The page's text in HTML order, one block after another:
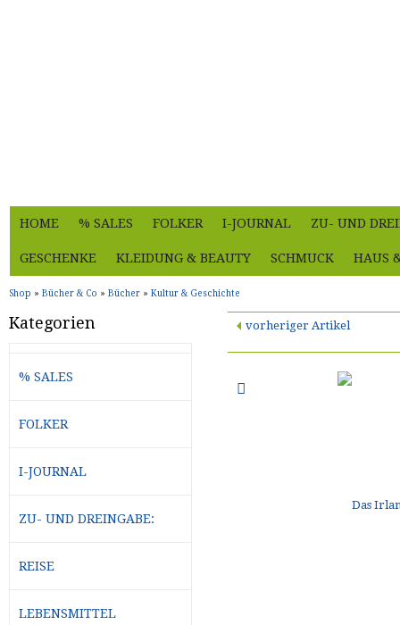
HOME % SALES FOLKER I-JOURNAL ZU- UND
GESCHENKE KLEIDUNG & BEAUTY SCHMUCK HAUS
Shop » Bücher & Co » Bücher » Kultur & Geschichte
vorheriger Artikel
Kategorien
% SALES
FOLKER
I-JOURNAL
ZU- UND DREINGABE:
REISE
LEBENSMITTEL